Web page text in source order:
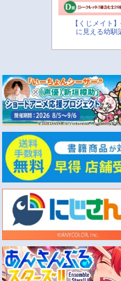
【くじメイト
に見える幼馴